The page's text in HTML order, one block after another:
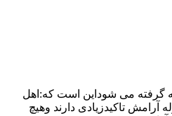
گرفته می شوداین است که:اهل
تاکیدزیادی دارند وهیچ